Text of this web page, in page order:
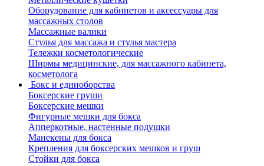
Оборудование для кабинетов и аксессуары для
массажных столов
Массажные валики
Стулья для массажа и стулья мастера
Тележки косметологические
Ширмы медицинские, для массажного кабинета,
косметолога
Бокс и единоборства
Боксерские груши
Боксерские мешки
Фигурные мешки для бокса
Апперкотные, настенные подушки
Манекены для бокса
Крепления для боксерских мешков и груш
Стойки для бокса